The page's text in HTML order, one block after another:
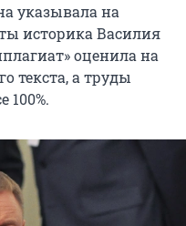
указывала на
историка Василия
оценила на
текста, а труды
100%.